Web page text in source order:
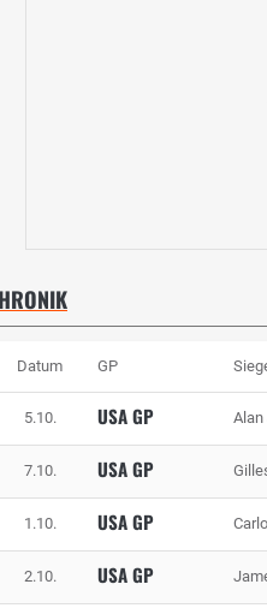
Datum GP
5.10. USA GP Alan
7.10. USA GP
1.10. USA GP
2.10. USA GP